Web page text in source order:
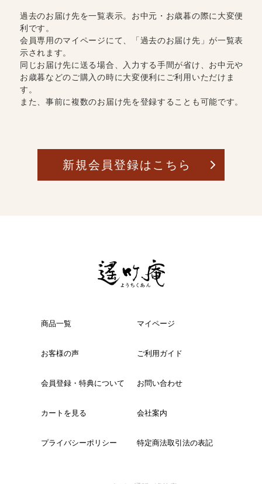
過去のお届け先を一覧表示。お中元・お歳暮の際に大変便
利です。
会員専用のマイページにて、「過去のお届け先」が一覧表
示されます。
同じお届け先に送る場合、入力する手間が省け、お中元や
お歳暮などのご購入の時に大変便利にご利用いただけま
す。
また、事前に複数のお届け先を登録することも可能です。
新規会員登録はこちら
商品一覧 マイページ
お客様の声 ご利用ガイド
会員登録・特典について お問い合わせ
カートを見る 会社案内
プライバシーポリシー 特定商法取引法の表記